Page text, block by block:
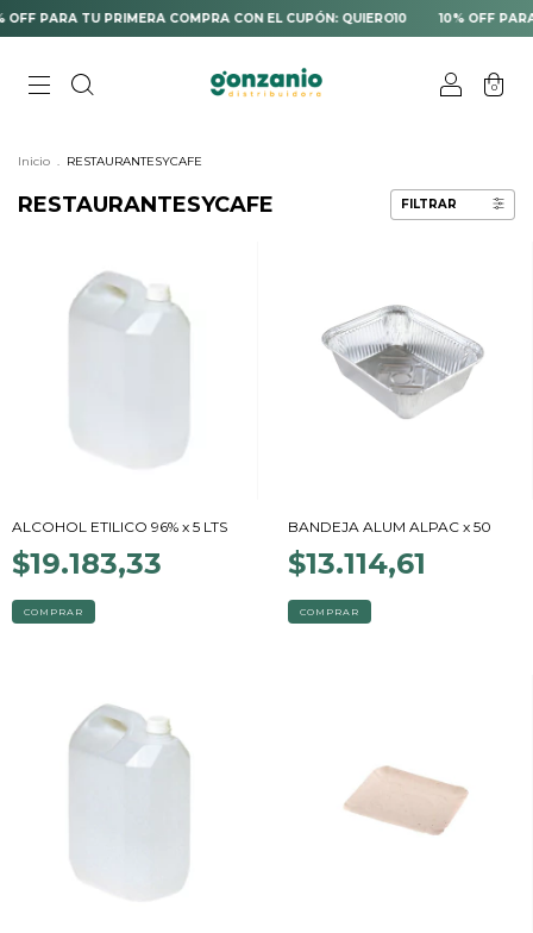
TU PRIMERA COMPRA CON EL CUPÓN: QUIERO10 10% OFF PARA TU
0
Inicio . RESTAURANTESYCAFE
RESTAURANTESYCAFE FILTRAR
ALCOHOL ETILICO 96% x 5 LTS
$19.183,33
BANDEJA ALUM ALPAC x 50
$13.114,61
COMPRAR